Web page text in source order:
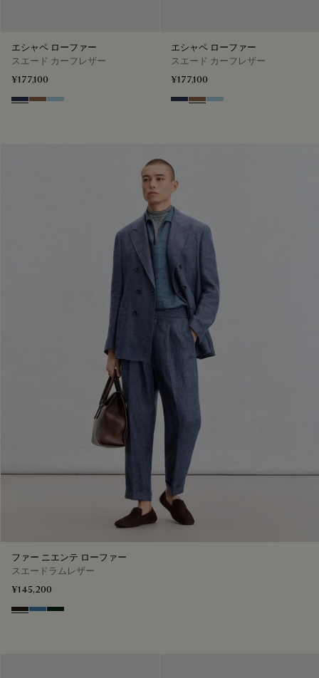
エシャペ ローファー
スエード カーフレザー
¥177,100
Blu Dark Beige
Light Blue
エシャペ ローファー
スエード カーフレザー
¥177,100
Blu Dark Beige
Light Blue
ファー ニエンテ ローファー
スエードラムレザー
¥145,200
BrownAveiroOpuntia